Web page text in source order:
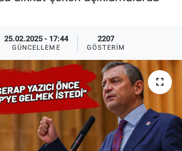
25.02.2025 - 17:44
GÜNCELLEME
2207
GÖSTERIM